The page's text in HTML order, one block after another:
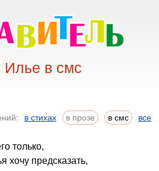
Илье в смс
в стихах в прозе в смс все
только,
хочу предсказать,